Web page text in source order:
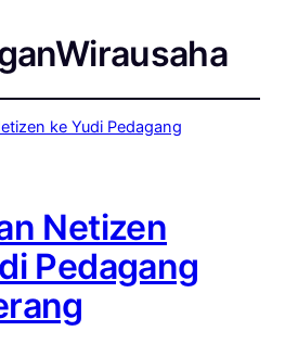
Netizen
Pedagang